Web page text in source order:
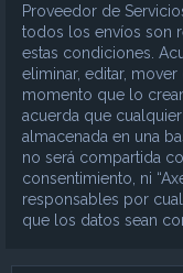
Proveedor de
todos los envíos son
estas condiciones.
eliminar, editar,
momento que lo
acuerda que
almacenada en una
no será compartida
consentimiento, ni
responsables por
que los datos sean